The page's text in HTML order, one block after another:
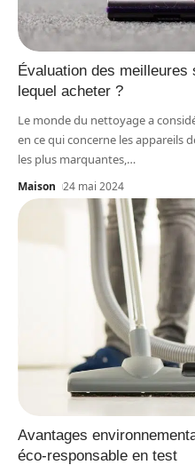
Évaluation des meilleures
lequel acheter ?
Le monde du nettoyage a
en ce qui concerne les appareils
les plus marquantes,…
Maison 24 mai 2024
Avantages
éco-responsable en test